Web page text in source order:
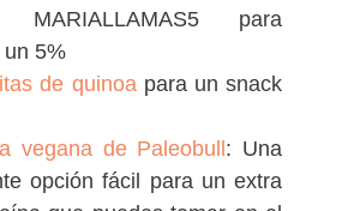
MARIALLAMAS5 para
5%
de quinoapara un snack
vegana de Paleobull : Una
opción fácil para un extra